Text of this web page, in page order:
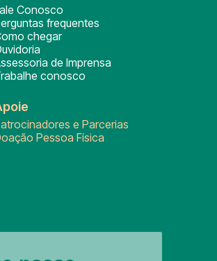
Conosco
frequentes
chegar
de Imprensa
conosco
e Parcerias
Pessoa Física